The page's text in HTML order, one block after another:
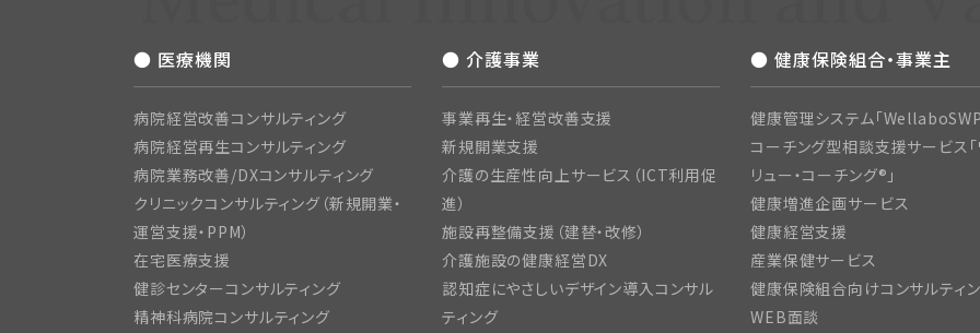
● 医療機関
病院経営改善コンサルティング
病院経営再生コンサルティング
病院業務改善/DXコンサルティング
クリニックコンサルティング（新規開業・
運営支援・PPM）
在宅医療支援
健診センターコンサルティング
精神科病院コンサルティング
● 介護事業
事業再生・経営改善支援
新規開業支援
介護の生産性向上サービス（ICT利用促
進）
施設再整備支援（建替・改修）
介護施設の健康経営DX
認知症にやさしいデザイン導入コンサル
ティング
● 健康保険組合・事業主
健康管理システム「
コーチング型相談支援サービス
リュー・コーチング®」
健康増進企画サービス
健康経営支援
産業保健サービス
健康保険組合向けコンサルティ
WEB面談